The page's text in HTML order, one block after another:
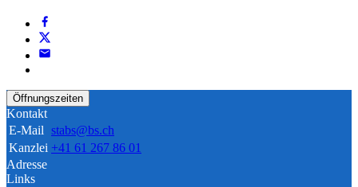
Öffnungszeiten
Kontakt
E-Mail stabs@bs.ch
Kanzlei +41 61 267 86 01
Adresse
Links